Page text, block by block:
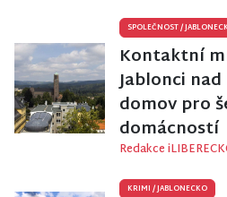
SPOLEČNOST/
Kontaktní
Jablonci
domov pro
domácností
Redakce
KRIMI /JABLONECKO